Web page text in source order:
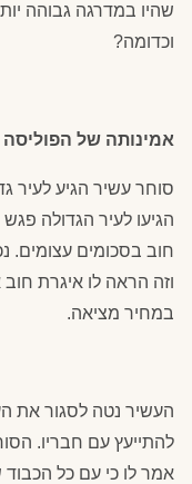
שהיו במדרגה גבוהה
וכדומה?
אמינותה של הפוליסה
סוחר עשיר הגיע לעיר
הגיעו לעיר הגדולה
חוב בסכומים עצומים.
וזה הראה לו איגרת חוב
במחיר מציאה.
העשיר נטה לסגור את
להתייעץ עם חבריו.
אמר לו כי עם כל הכבוד